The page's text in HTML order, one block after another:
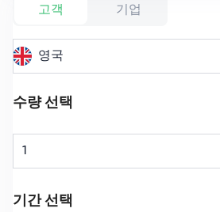
고객 기업
영국
수량 선택
기간 선택